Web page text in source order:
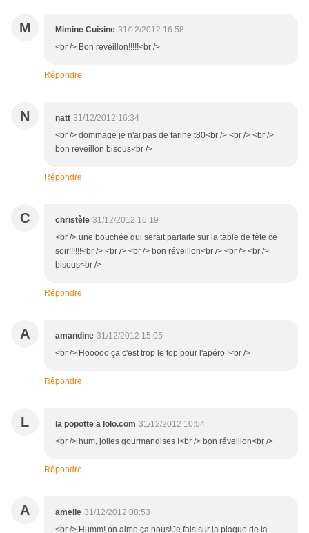
M Mimine Cuisine 31/12/2012 16:58
<br /> Bon réveillon!!!!!<br />
Répondre
N natt 31/12/2012 16:34
<br /> dommage je n'ai pas de farine t80<br /> <br /> <br />
bon réveillon bisous<br />
Répondre
C christèle 31/12/2012 16:19
<br /> une bouchée qui serait parfaite sur la table de fête ce
soir!!!!!!<br /> <br /> <br /> bon réveillon<br /> <br /> <br />
bisous<br />
Répondre
A amandine 31/12/2012 15:05
<br /> Hooooo ça c'est trop le top pour l'apéro !<br />
Répondre
L la popotte a lolo.com 31/12/2012 10:54
<br /> hum, jolies gourmandises !<br /> bon réveillon<br />
Répondre
A amelie 31/12/2012 08:53
<br /> Humm! on aime ça nous!Je fais sur la plaque de la